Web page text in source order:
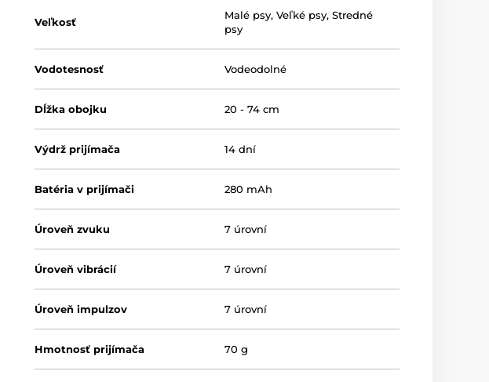
Veľkosť
Malé psy,Veľké psy,Stredné
psy
Vodotesnosť Vodeodolné
Dĺžka obojku 20 - 74 cm
Výdrž prijímača 14 dní
Batéria v prijímači 280 mAh
Úroveň zvuku 7 úrovní
Úroveň vibrácií 7 úrovní
Úroveň impulzov 7 úrovní
Hmotnosť prijímača 70 g